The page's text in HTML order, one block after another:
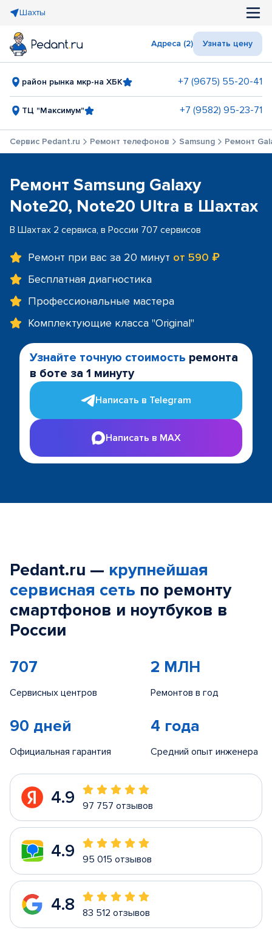
Шахты
Адреса (2) Узнать цену
район рынка мкр-на ХБК +7 (9675) 55-20-41
ТЦ "Максимум" +7 (9582) 95-23-71
Сервис Pedant.ru Ремонт телефонов Samsung Ремонт
Ремонт Samsung Galaxy
Note20, Note20 Ultra в Шахтах
В Шахтах 2 сервиса, в России 707 сервисов
Ремонт при вас за 20 минут от 590 ₽
Бесплатная диагностика
Профессиональные мастера
Комплектующие класса "Original"
Узнайте точную стоимость ремонта
в боте за 1 минуту
Написать в Telegram
Написать в MAX
Pedant.ru — крупнейшая
сервисная сеть по ремонту
смартфонов и ноутбуков в
России
707
Сервисных центров
2 МЛН
Ремонтов в год
90 дней
Официальная гарантия
4 года
Средний опыт инженера
4.9 97 757 отзывов
4.9 95 015 отзывов
4.8 83 512 отзывов